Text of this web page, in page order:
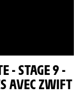
AVEC ZWIFT